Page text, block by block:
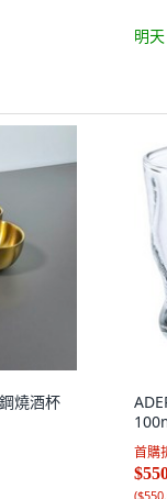
明
燒酒杯
首購
(